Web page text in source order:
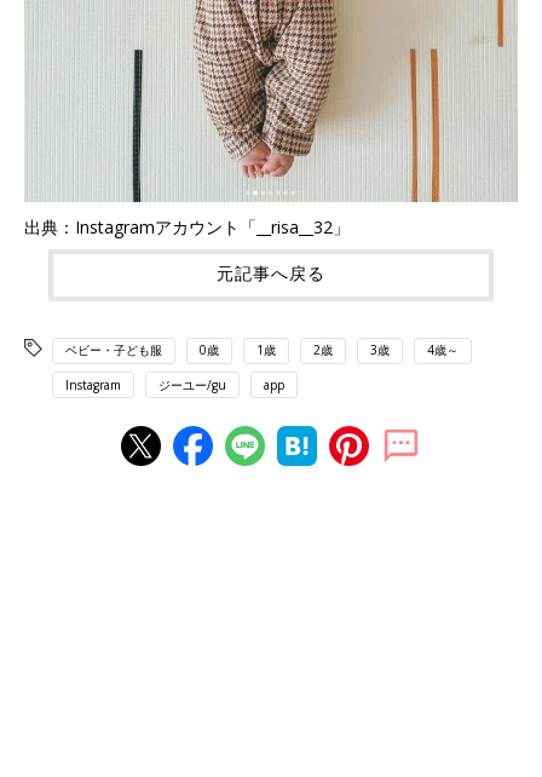
出典：Instagramアカウント「__risa__32」
元記事へ戻る
ベビー・子ども服 0歳 1歳 2歳 3歳 4歳～
Instagram ジーユー/gu app